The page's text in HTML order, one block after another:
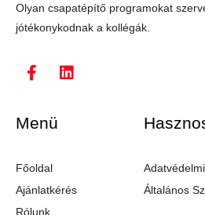
Olyan csapatépítő programokat
jótékonykodnak a kollégák.
Menü
Főoldal
Ajánlatkérés
Rólunk
Általános